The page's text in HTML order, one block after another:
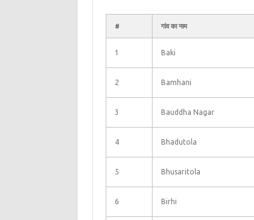
# गांव का नाम
1 Baki
2 Bamhani
3 Bauddha Nagar
4 Bhadutola
5 Bhusaritola
6 Birhi